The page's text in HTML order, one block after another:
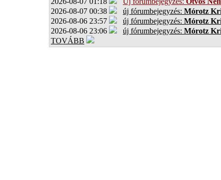
2026-08-07 00:38
új fórumbejegyzés: Mórotz
2026-08-06 23:57
új fórumbejegyzés: Mórotz
2026-08-06 23:06
új fórumbejegyzés: Mórotz
TOVÁBB